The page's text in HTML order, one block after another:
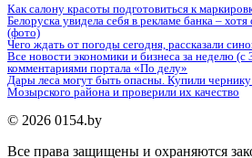
Как салону красоты подготовиться к
Белоруска увидела себя в рекламе банка –
(фото)
Чего ждать от погоды сегодня, рассказали
Все новости экономики и бизнеса за неделю (с
комментариями портала «По делу»
Дары леса могут быть опасны. Купили чернику
Мозырского района и проверили их качество
© 2026 0154.by
Все права защищены и охраняются